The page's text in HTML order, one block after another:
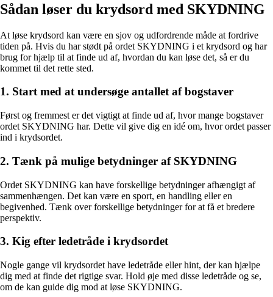
Sådan løser du krydsord med SKYDNING
At løse krydsord kan være en sjov og udfordrende måde at fordrive
tiden på. Hvis du har stødt på ordet SKYDNING i et krydsord og har
brug for hjælp til at finde ud af, hvordan du kan løse det, så er du
kommet til det rette sted.
1. Start med at undersøge antallet af bogstaver
Først og fremmest er det vigtigt at finde ud af, hvor mange bogstaver
ordet SKYDNING har. Dette vil give dig en idé om, hvor ordet passer
ind i krydsordet.
2. Tænk på mulige betydninger af SKYDNING
Ordet SKYDNING kan have forskellige betydninger afhængigt af
sammenhængen. Det kan være en sport, en handling eller en
begivenhed. Tænk over forskellige betydninger for at få et bredere
perspektiv.
3. Kig efter ledetråde i krydsordet
Nogle gange vil krydsordet have ledetråde eller hint, der kan hjælpe
dig med at finde det rigtige svar. Hold øje med disse ledetråde og se,
om de kan guide dig mod at løse SKYDNING.